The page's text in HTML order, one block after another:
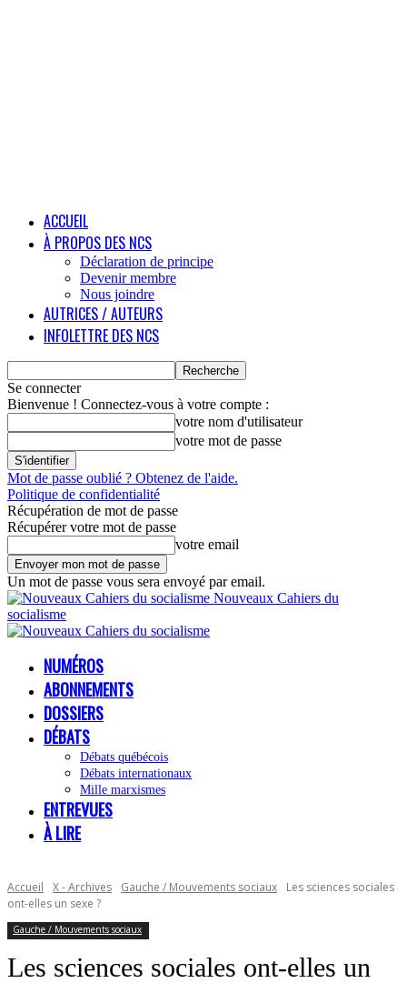
ACCUEIL
À PROPOS DES NCS
Déclaration de principe
Devenir membre
Nous joindre
AUTRICES / AUTEURS
INFOLETTRE DES NCS
Se connecter
Bienvenue ! Connectez-vous à votre compte :
votre nom d'utilisateur
votre mot de passe
Mot de passe oublié ? Obtenez de l'aide.
Politique de confidentialité
Récupération de mot de passe
Récupérer votre mot de passe
votre email
Un mot de passe vous sera envoyé par email.
Nouveaux Cahiers du
socialisme
NUMÉROS
ABONNEMENTS
DOSSIERS
DÉBATS
Débats québécois
Débats internationaux
Mille marxismes
ENTREVUES
À LIRE
Accueil X - Archives Gauche / Mouvements sociaux
Les sciences sociales
ont-elles un sexe ?
Gauche / Mouvements sociaux
Les sciences sociales ont-elles un